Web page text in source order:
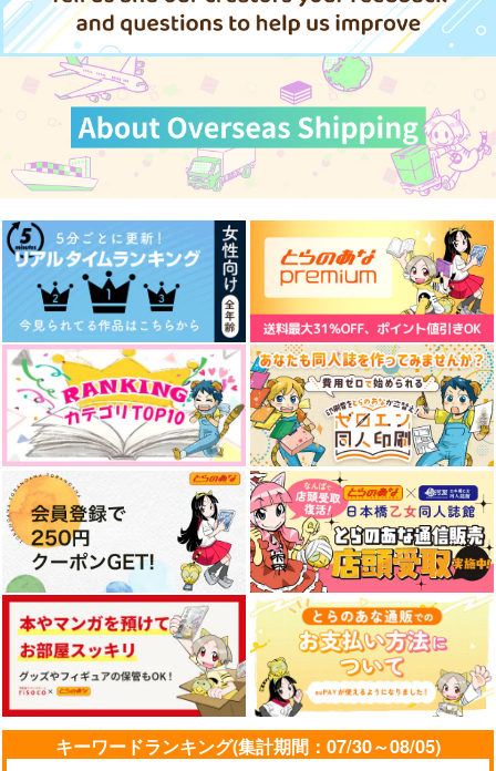
＋+Halcyon+＋
629円 （税込）
七海建人×五条悟
サンプル
作品詳細
マイナースケール
サンプル
作品詳細
787円 （税込）
灰原雄×七海建人
サンプル
作品詳細
7：3Log++
nekomanma
2,090円 （税込）
七海建人
サンプル
作品詳細
ワルツ・ソワール ソ
ワール・ワルツ
午睡屋
330円（税込）
七海建人×灰原雄
サンプル
作品詳細
サンプル
カート
サンプル
Love letter
Velvet Tongue
専売 472円（税込）
呪術廻戦
五条悟×七海建人
サンプル
カート
キーワードランキング(集計期間：07/30～08/05)